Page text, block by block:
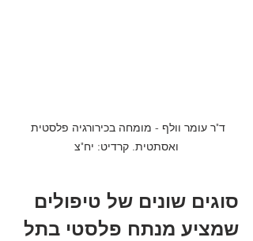
ד"ר עומר וולף - מומחה בכירורגיה פלסטית
ואסתטית. קרדיט: יח"צ
סוגים שונים של טיפולים
שמציע מנתח פלסטי בתל